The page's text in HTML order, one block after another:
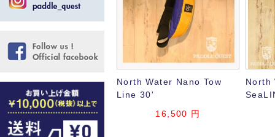
North Water Nano Tow
Line 30'
16,500 円
North